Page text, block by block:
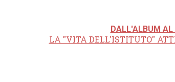
DALL'ALBUM AL
LA "VITA DELL'ISTITUTO"